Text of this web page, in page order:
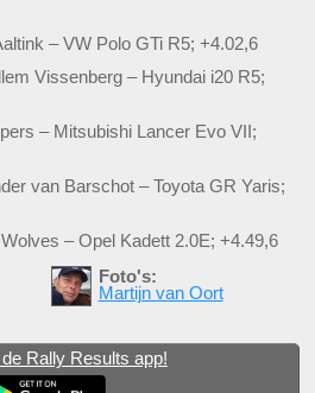
– VW Polo GTi R5; +4.02,6
Vissenberg – Hyundai i20 R5;
– Mitsubishi Lancer Evo VII;
van Barschot – Toyota GR Yaris;
– Opel Kadett 2.0E; +4.49,6
Foto's:
Martijn van Oort
Rally Results app!